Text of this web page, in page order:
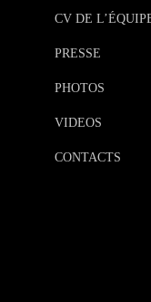
CV DE
PRESSE
PHOTOS
VIDEOS
CONTACTS